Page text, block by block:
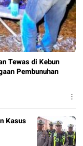
Tewas di Kebun
Pembunuhan
Kasus